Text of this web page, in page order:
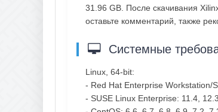
31.96 GB. После скачивания
оставьте комментарий, также
Системные
Linux, 64-bit:
- Red Hat Enterprise Workstation/
- SUSE Linux Enterprise: 11.4, 12.3